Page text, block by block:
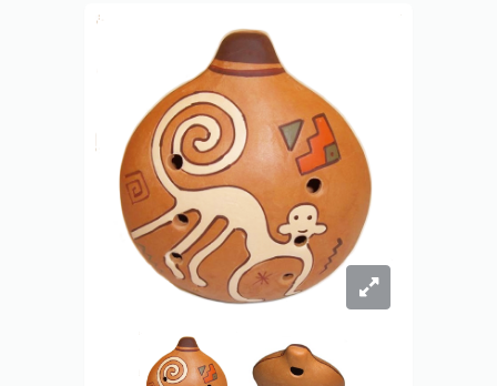
if you really want to win a huge